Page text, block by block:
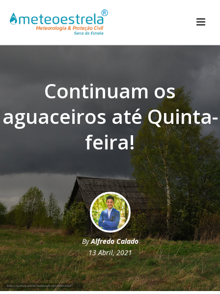
Continuam os
aguaceiros até Quinta-
feira!
ByAlfredo Calado
13 Abril, 2021